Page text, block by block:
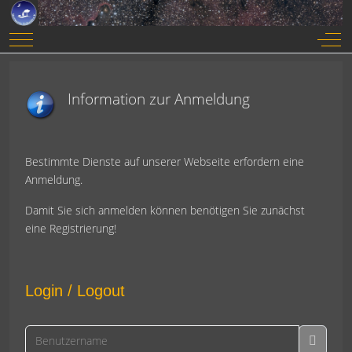
Mobile Menu Toggle Off-
Information zur Anmeldung
Bestimmte Dienste auf unserer Webseite erfordern eine
Anmeldung.
Damit Sie sich anmelden können benötigen Sie zunächst
eine Registrierung!
Login / Logout
Benutzername